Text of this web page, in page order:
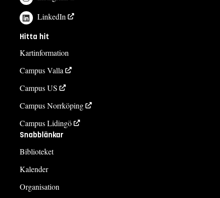
LinkedIn
Hitta hit
Kartinformation
Campus Valla
Campus US
Campus Norrköping
Campus Lidingö
Snabblänkar
Biblioteket
Kalender
Organisation